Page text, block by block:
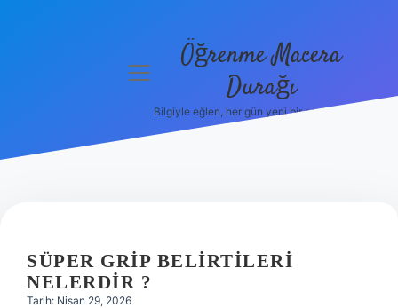
Hakkımızda
menüyü Öğrenme Macera
Durağı
Bilgiyle eğlen, her gün yeni bir şeyler öğren!
SÜPER GRIP BELIRTILERI
NELERDIR ?
Tarih: Nisan 29, 2026